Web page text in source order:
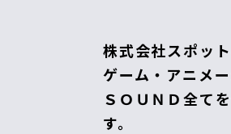
株式会社スポッ
ゲーム・アニメ
ＳＯＵＮＤ全て
す。